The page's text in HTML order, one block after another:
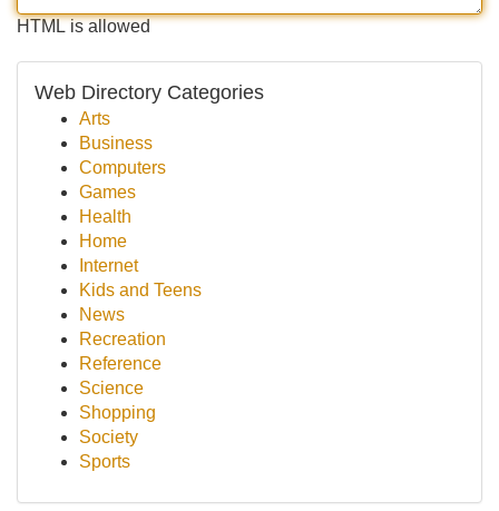
HTML is allowed
Web Directory Categories
Arts
Business
Computers
Games
Health
Home
Internet
Kids and Teens
News
Recreation
Reference
Science
Shopping
Society
Sports